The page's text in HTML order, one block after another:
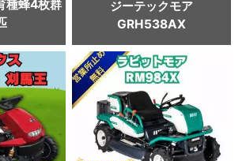
種蜂4枚群
ジーテックモア
GRH538AX